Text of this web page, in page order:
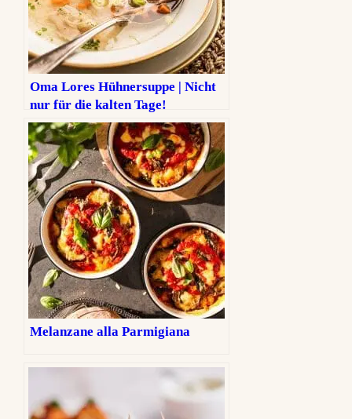
Oma Lores Hühnersuppe | Nicht
nur für die kalten Tage!
Melanzane alla Parmigiana